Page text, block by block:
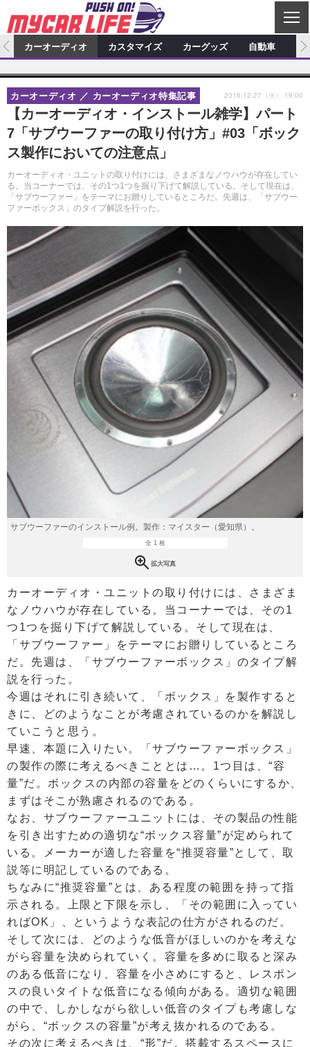
C
L
S
E
カーオーディオ
特集記事 新製品情報
プロショップ検索 ショップ訪問記
カーオーディオニュース デモカー製作記
その他
カスタマイズ
カスタマイズ特集記事 カスタマイズ新製品情報
カスタマイズニュース
カーグッズ
カーグッズ特集記事 カーグッズ新製品情報
カーグッズニュース
自動車
スクープ
カーオーディオ カスタマイズ カーグッズ 自動車
【カーオーディオ・インストール雑学】パート
7「サブウーファーの取り付け方」#03「ボック
ス製作においての注意点」
カーオーディオ・ユニットの取り付けには、さまざまなノウハウが存在してい
る。当コーナーでは、その1つ1つを掘り下げて解説している。そして現在は、
「サブウーファー」をテーマにお贈りしているところだ。先週は、「サブウー
ファーボックス」のタイプ解説を行った。
カーオーディオ カーオーディオ特集記事 2016.12.27（火） 19:00
サブウーファーのインストール例。製作：マイスター（愛知県）。
全 1 枚
拡大写真
カーオーディオ・ユニットの取り付けには、さまざま
なノウハウが存在している。当コーナーでは、その1
つ1つを掘り下げて解説している。そして現在は、
「サブウーファー」をテーマにお贈りしているところ
だ。先週は、「サブウーファーボックス」のタイプ解
説を行った。
今週はそれに引き続いて、「ボックス」を製作すると
きに、どのようなことが考慮されているのかを解説し
ていこうと思う。
早速、本題に入りたい。「サブウーファーボックス」
の製作の際に考えるべきこととは…。1つ目は、“容
量”だ。ボックスの内部の容量をどのくらいにするか、
まずはそこが熟慮されるのである。
なお、サブウーファーユニットには、その製品の性能
を引き出すための適切な“ボックス容量”が定められて
いる。メーカーが適した容量を“推奨容量”として、取
説等に明記しているのである。
ちなみに“推奨容量”とは、ある程度の範囲を持って指
示される。上限と下限を示し、「その範囲に入ってい
ればOK」、というような表記の仕方がされるのだ。
そして次には、どのような低音がほしいのかを考えな
がら容量を決められていく。容量を多めに取ると深み
のある低音になり、容量を小さめにすると、レスポン
スの良いタイトな低音になる傾向がある。適切な範囲
の中で、しかしながら欲しい低音のタイプも考慮しな
がら、“ボックスの容量”が考え抜かれるのである。
その次に考えるべきは、“形”だ。搭載するスペースに